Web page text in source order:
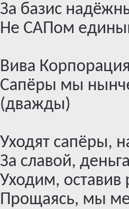
За базис
Не САПом
Вива
Сапёры мы
(дважды)
Уходят сапёры,
За славой,
Уходим,
Прощаясь, мы